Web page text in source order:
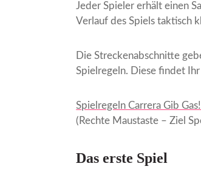
Jeder Spieler erhält einen
Verlauf des Spiels taktisch
Die Streckenabschnitte
Spielregeln. Diese findet
Spielregeln Carrera Gib
(Rechte Maustaste – Ziel
Das erste Spiel